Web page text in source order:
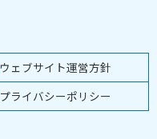
ウェブサイト運営方針
プライバシーポリシー